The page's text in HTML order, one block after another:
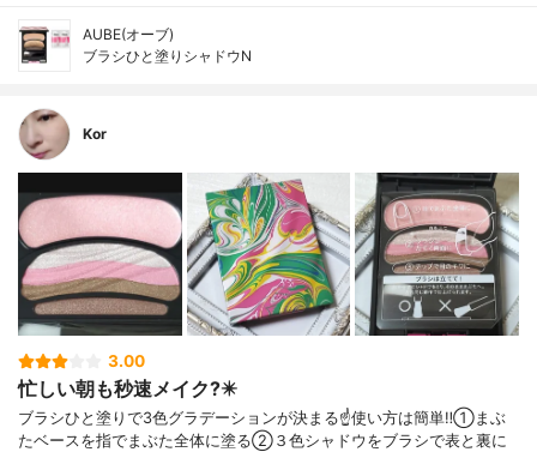
AUBE(オーブ)
ブラシひと塗りシャドウN
Kor
3.00
忙しい朝も秒速メイク?️✴️
ブラシひと塗りで3色グラデーションが決まる☝️使い方は簡単‼️①まぶ
たベースを指でまぶた全体に塗る②３色シャドウをブラシで表と裏に